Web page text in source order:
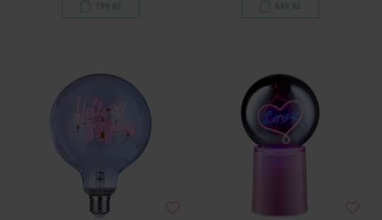
799 Kč 649 Kč